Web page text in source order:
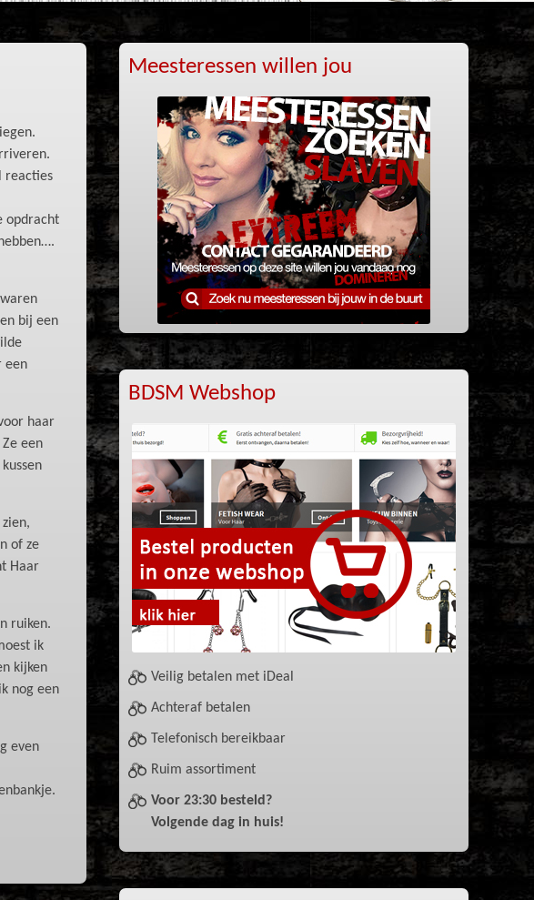
reacties
opdracht
bij een
een
haar
een
of ze
Haar
ruiken.
ik
kijken
nog een
even
Meesteressen willen jou
BDSM Webshop
Veilig betalen met iDeal
Achteraf betalen
Telefonisch bereikbaar
Ruim assortiment
Voor 23:30 besteld?
Volgende dag in huis!